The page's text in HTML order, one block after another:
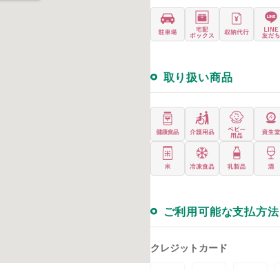
取り扱い商品
ご利用可能な支払方法
クレジットカード